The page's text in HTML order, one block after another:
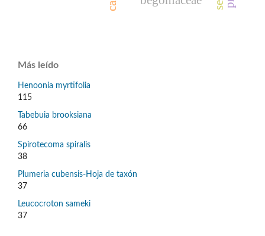
Más leído
Henoonia myrtifolia
115
Tabebuia brooksiana
66
Spirotecoma spiralis
38
Plumeria cubensis-Hoja de taxón
37
Leucocroton sameki
37